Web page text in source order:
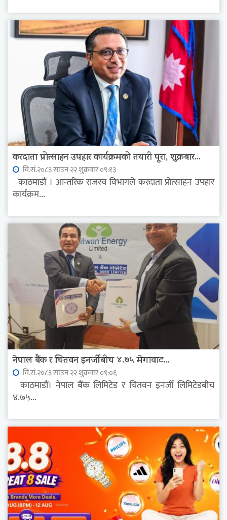
करदाता प्रोत्साहन उपहार कार्यक्रमको तयारी पूरा, शुक्रबार...
वि.सं.२०८३ साउन २२ शुक्रवार ०९:१३
काठमाडौं । आन्तरिक राजस्व विभागले करदाता प्रोत्साहन उपहार
कार्यक्रम...
नेपाल बैंक र चितवन इनर्जीबीच ४.७५ मेगावाट...
वि.सं.२०८३ साउन २२ शुक्रवार ०९:०६
काठमाडौं। नेपाल बैंक लिमिटेड र चितवन इनर्जी लिमिटेडबीच
४.७५...